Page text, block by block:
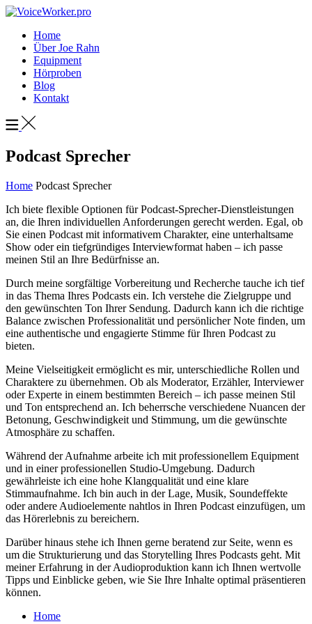
Home
Über Joe Rahn
Equipment
Hörproben
Blog
Kontakt
Podcast Sprecher
Home Podcast Sprecher
Ich biete flexible Optionen für Podcast-Sprecher-Dienstleistungen
an, die Ihren individuellen Anforderungen gerecht werden. Egal, ob
Sie einen Podcast mit informativem Charakter, eine unterhaltsame
Show oder ein tiefgründiges Interviewformat haben – ich passe
meinen Stil an Ihre Bedürfnisse an.
Durch meine sorgfältige Vorbereitung und Recherche tauche ich tief
in das Thema Ihres Podcasts ein. Ich verstehe die Zielgruppe und
den gewünschten Ton Ihrer Sendung. Dadurch kann ich die richtige
Balance zwischen Professionalität und persönlicher Note finden, um
eine authentische und engagierte Stimme für Ihren Podcast zu
bieten.
Meine Vielseitigkeit ermöglicht es mir, unterschiedliche Rollen und
Charaktere zu übernehmen. Ob als Moderator, Erzähler, Interviewer
oder Experte in einem bestimmten Bereich – ich passe meinen Stil
und Ton entsprechend an. Ich beherrsche verschiedene Nuancen der
Betonung, Geschwindigkeit und Stimmung, um die gewünschte
Atmosphäre zu schaffen.
Während der Aufnahme arbeite ich mit professionellem Equipment
und in einer professionellen Studio-Umgebung. Dadurch
gewährleiste ich eine hohe Klangqualität und eine klare
Stimmaufnahme. Ich bin auch in der Lage, Musik, Soundeffekte
oder andere Audioelemente nahtlos in Ihren Podcast einzufügen, um
das Hörerlebnis zu bereichern.
Darüber hinaus stehe ich Ihnen gerne beratend zur Seite, wenn es
um die Strukturierung und das Storytelling Ihres Podcasts geht. Mit
meiner Erfahrung in der Audioproduktion kann ich Ihnen wertvolle
Tipps und Einblicke geben, wie Sie Ihre Inhalte optimal präsentieren
können.
Home